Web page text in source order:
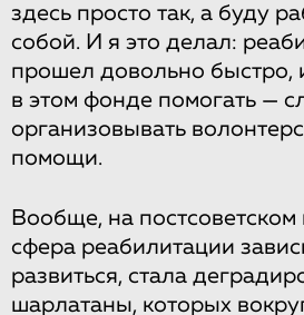
здесь просто так, а буду
собой. И я это делал:
прошел довольно быстро,
в этом фонде помогать —
организовывать
помощи.
Вообще, на постсоветском
сфера реабилитации
развиться, стала
шарлатаны, которых